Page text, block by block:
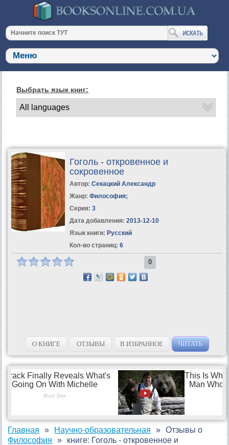
Выбрать язык книг:
Гоголь - откровенное и
сокровенное
Автор: Секацкий Александр
Жанр: Философия;
Серия: 3
Дата добавления: 2013-12-10
Язык книги: Русский
Кол-во страниц: 6
0
О КНИГЕ ОТЗЫВЫ В ИЗБРАННОЕ ЧИТАТЬ
Главная
Научно-образовательная
Философия
Отзывы о
книге: Гоголь - откровенное и